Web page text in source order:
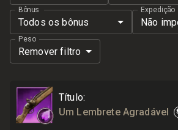
Bônus
Todos os bônus
Expedição
Não
Peso
Remover filtro
Título:
Um Lembrete Agradável